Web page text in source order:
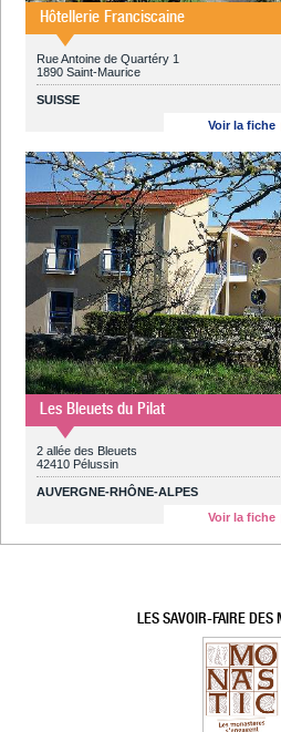
Hôtellerie Franciscaine
Rue Antoine de Quartéry 1
1890 Saint-Maurice
SUISSE
Voir la fiche
Les Bleuets du Pilat
2 allée des Bleuets
42410 Pélussin
AUVERGNE-RHÔNE-ALPES
Voir la fiche
LES SAVOIR-FAIRE DES